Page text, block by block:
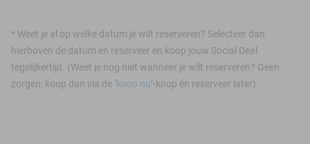
* Weet je al op welke datum je wilt reserveren? Selecteer dan
hierboven de datum en reserveer en koop jouw Social Deal
tegelijkertijd. (Weet je nog niet wanneer je wilt reserveren? Geen
zorgen: koop dan via de ‘koop nu’-knop én reserveer later)